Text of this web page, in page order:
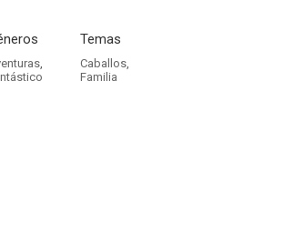
,
Temas
Caballos,
Familia